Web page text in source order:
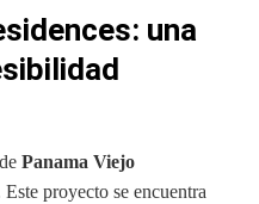
una
Panama Viejo
proyecto se encuentra